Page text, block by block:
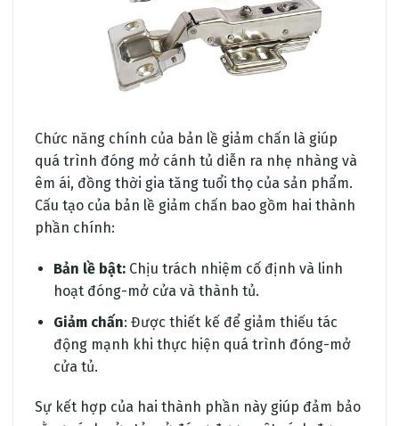
Chức năng chính của bản lề giảm chấn là giúp
quá trình đóng mở cánh tủ diễn ra nhẹ nhàng và
êm ái, đồng thời gia tăng tuổi thọ của sản phẩm.
Cấu tạo của bản lề giảm chấn bao gồm hai thành
phần chính:
Bản lề bật:Chịu trách nhiệm cố định và linh
hoạt đóng-mở cửa và thành tủ.
Giảm chấn: Được thiết kế để giảm thiếu tác
động mạnh khi thực hiện quá trình đóng-mở
cửa tủ.
Sự kết hợp của hai thành phần này giúp đảm bảo